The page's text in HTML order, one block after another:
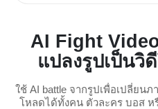
AI Fight
แปลงรูปเป็นวิ
ใช้ AI battle จากรูปเพื่อเปลี่ยน
โหลดได้ทั้งคน ตัวละคร บอส ห